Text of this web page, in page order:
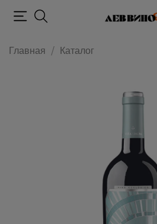
Главная Каталог